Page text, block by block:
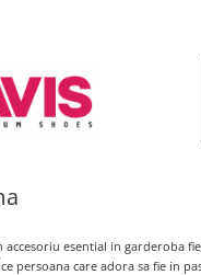
piele
naturala
naturala
accesoriu esential in garderoba
persoana care adora sa fie in